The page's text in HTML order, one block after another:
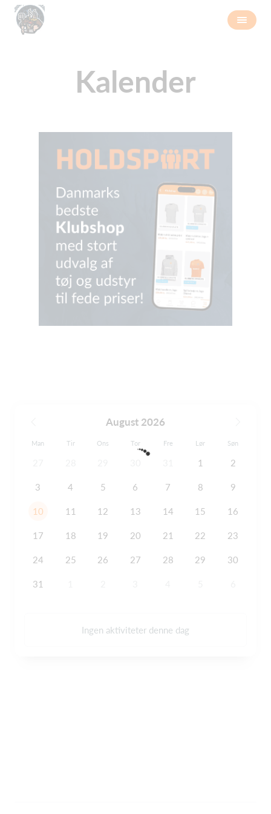
Kalender
August 2026
Man Tir Ons Tor Fre Lør Søn
1 2
3 4 5 6 7 8 9
10 11 12 13 14 15 16
17 18 19 20 21 22 23
24 25 26 27 28 29 30
31
Ingen aktiviteter denne dag